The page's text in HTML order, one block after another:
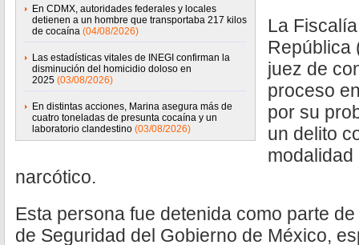
En CDMX, autoridades federales y locales
detienen a un hombre que transportaba 217 kilos
de cocaína (04/08/2026)
Las estadísticas vitales de INEGI confirman la
disminución del homicidio doloso en
2025 (03/08/2026)
En distintas acciones, Marina asegura más de
cuatro toneladas de presunta cocaína y un
laboratorio clandestino (03/08/2026)
La
República
juez de
proceso
por su
un delito
narcótico.
Esta persona fue detenida como parte
de Seguridad del Gobierno de México,